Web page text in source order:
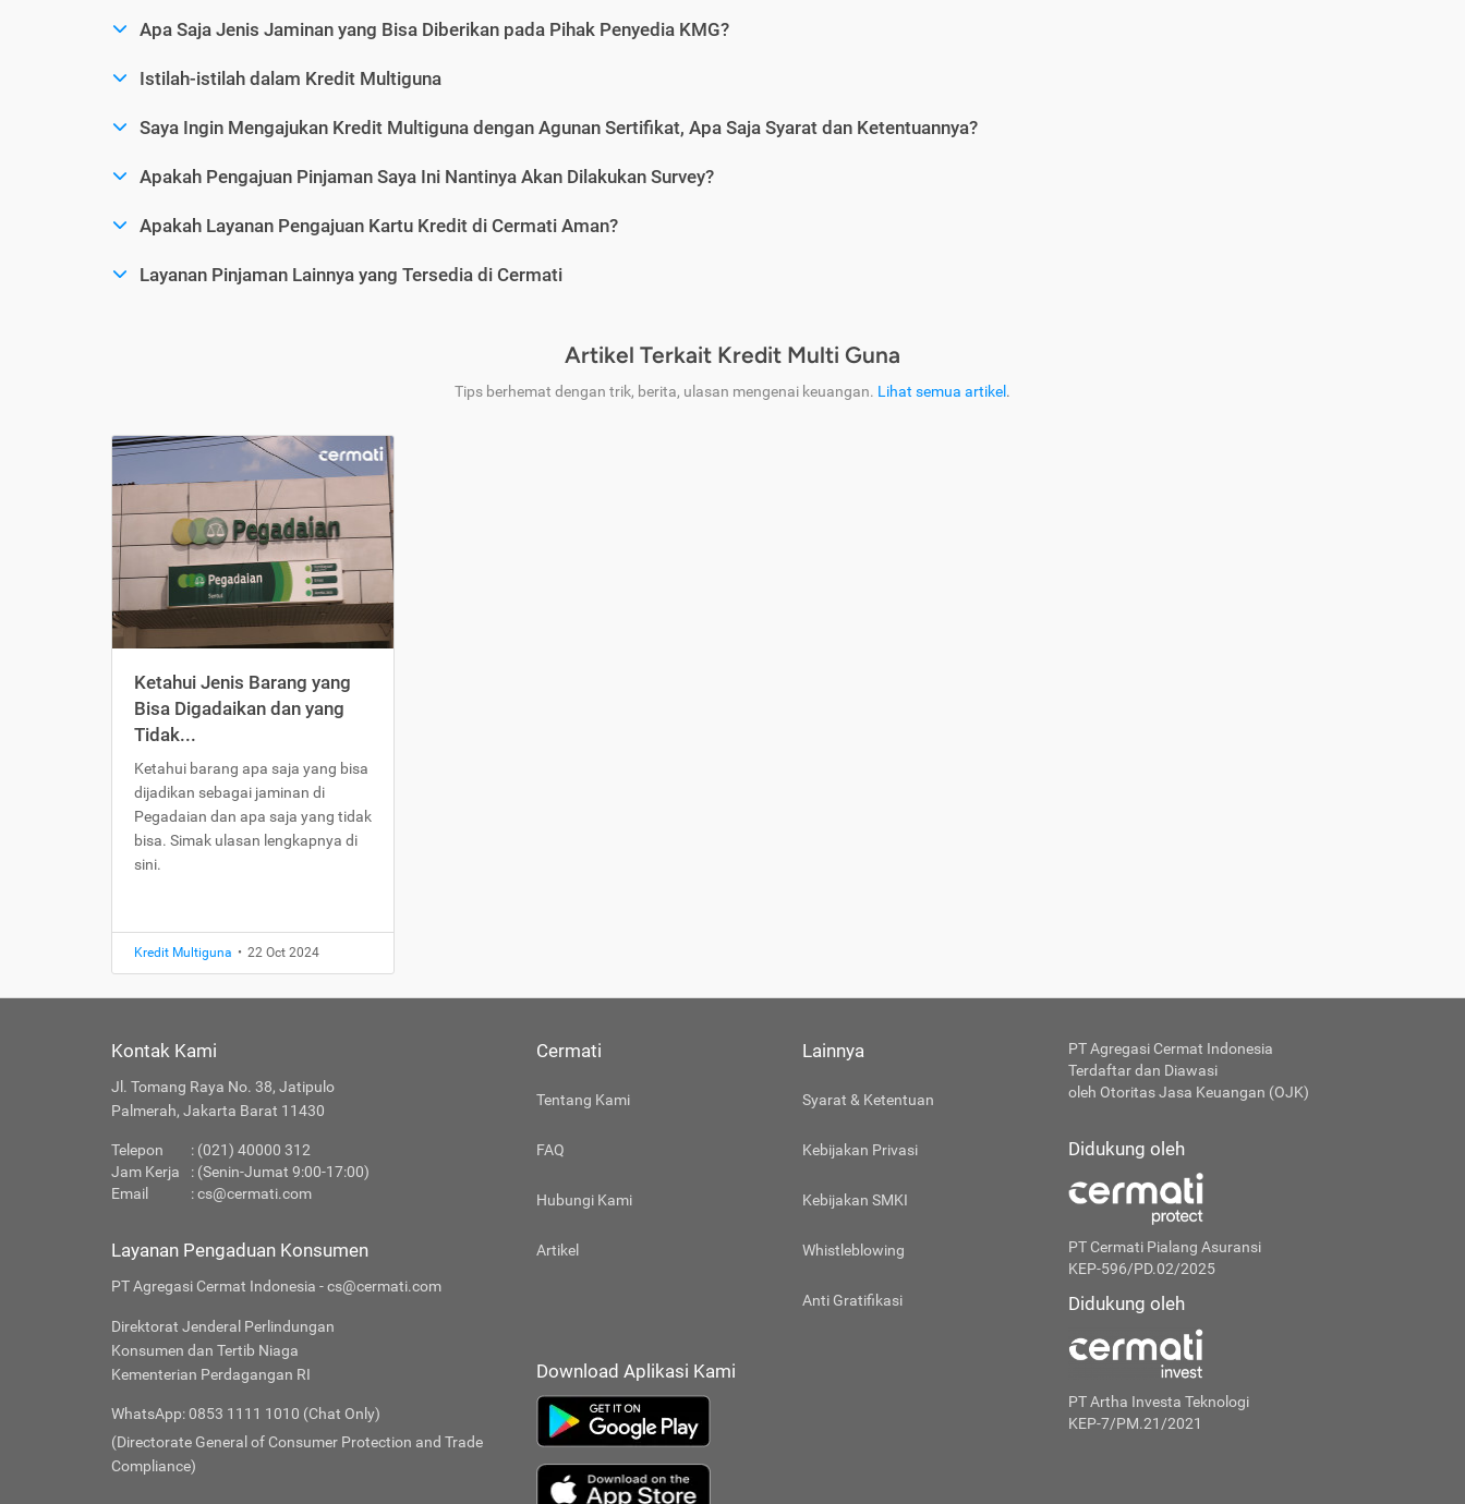
Apa Saja Jenis Jaminan yang Bisa Diberikan pada Pihak Penyedia KMG?
Istilah-istilah dalam Kredit Multiguna
Saya Ingin Mengajukan Kredit Multiguna dengan Agunan Sertifikat, Apa Saja Syarat dan Ketentuannya?
Apakah Pengajuan Pinjaman Saya Ini Nantinya Akan Dilakukan Survey?
Apakah Layanan Pengajuan Kartu Kredit di Cermati Aman?
Layanan Pinjaman Lainnya yang Tersedia di Cermati
Artikel Terkait Kredit Multi Guna
Tips berhemat dengan trik, berita, ulasan mengenai keuangan. Lihat semua artikel .
Ketahui Jenis Barang yang
Bisa Digadaikan dan yang
Tidak...
Ketahui barang apa saja yang bisa
dijadikan sebagai jaminan di
Pegadaian dan apa saja yang tidak
bisa. Simak ulasan lengkapnya di
sini.
Kredit Multiguna • 22 Oct 2024
Kontak Kami
Jl. Tomang Raya No. 38, Jatipulo
Palmerah, Jakarta Barat 11430
Telepon
: (021) 40000 312
Jam Kerja
: (Senin-Jumat 9:00-17:00)
Email
:cs@cermati.com
Layanan Pengaduan Konsumen
PT Agregasi Cermat Indonesia - cs@cermati.com
Direktorat Jenderal Perlindungan
Konsumen dan Tertib Niaga
Kementerian Perdagangan RI
WhatsApp: 0853 1111 1010 (Chat Only)
(Directorate General of Consumer Protection and Trade
Compliance)
Cermati
Tentang Kami
FAQ
Hubungi Kami
Artikel
Lainnya
Syarat & Ketentuan
Kebijakan Privasi
Kebijakan SMKI
Whistleblowing
Anti Gratifikasi
Download Aplikasi Kami
PT Agregasi Cermat Indonesia
Terdaftar dan Diawasi
oleh Otoritas Jasa Keuangan (OJK)
Didukung oleh
PT Cermati Pialang Asuransi
KEP-596/PD.02/2025
Didukung oleh
PT Artha Investa Teknologi
KEP-7/PM.21/2021